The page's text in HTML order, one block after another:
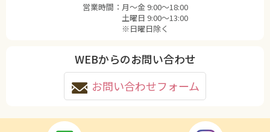
営業時間： 月〜金 9:00〜18:00
土曜日 9:00〜13:00
※日曜日除く
WEBからのお問い合わせ
お問い合わせフォーム